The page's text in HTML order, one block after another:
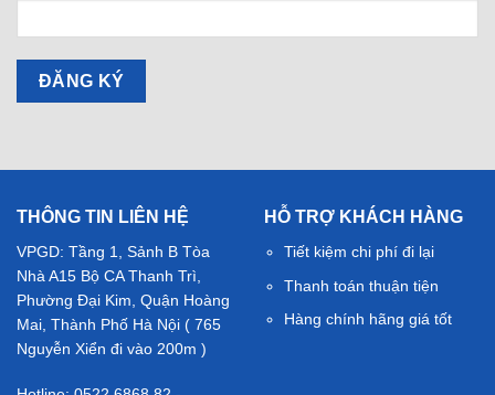
THÔNG TIN LIÊN HỆ
VPGD: Tầng 1, Sảnh B Tòa
Nhà A15 Bộ CA Thanh Trì,
Phường Đại Kim, Quận Hoàng
Mai, Thành Phố Hà Nội ( 765
Nguyễn Xiển đi vào 200m )
HỖ TRỢ KHÁCH HÀNG
Tiết kiệm chi phí đi lại
Thanh toán thuận tiện
Hàng chính hãng giá tốt